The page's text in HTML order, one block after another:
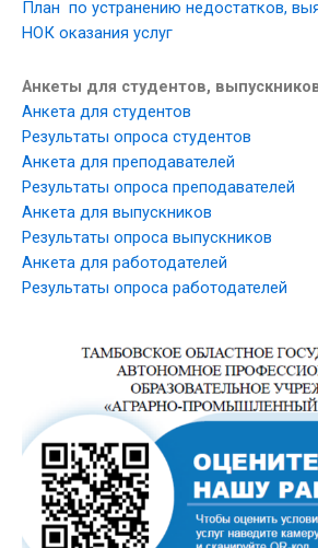
План по устранению недостатков,
НОК оказания услуг
Анкеты для студентов,
Анкета для студентов
Результаты опроса студентов
Анкета для преподавателей
Результаты опроса преподавателей
Анкета для выпускников
Результаты опроса выпускников
Анкета для работодателей
Результаты опроса работодателей